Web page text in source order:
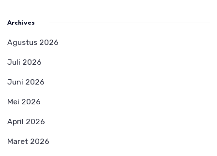
Archives
Agustus 2026
Juli 2026
Juni 2026
Mei 2026
April 2026
Maret 2026